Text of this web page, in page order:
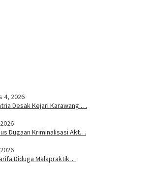
4, 2026
Desak Kejari Karawang …
Dugaan Kriminalisasi Akt…
Diduga Malapraktik…